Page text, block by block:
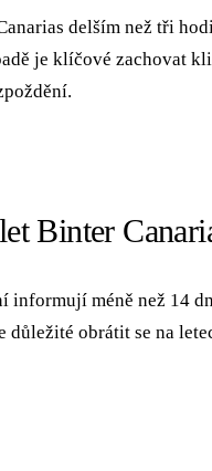
delším než tři
je klíčové zachovat
Binter
informují méně než 14
obrátit se na